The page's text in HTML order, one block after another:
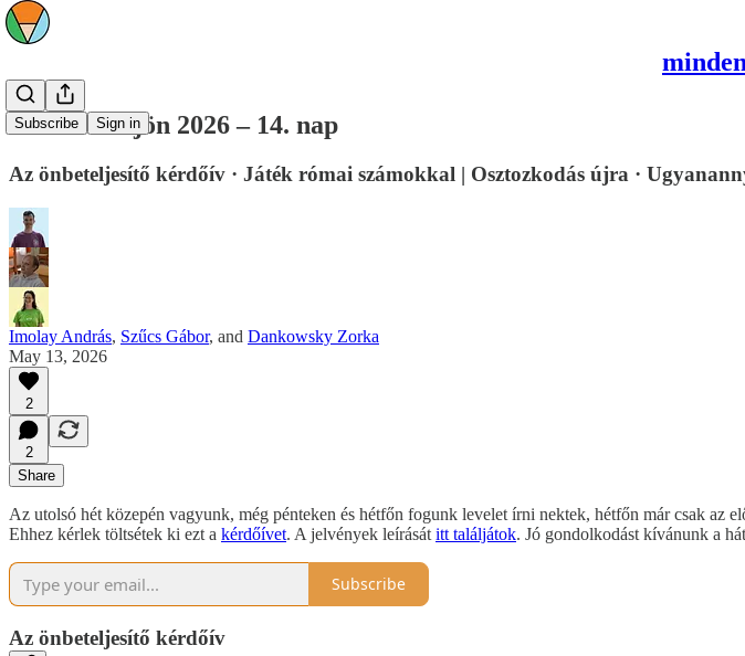
Subscribe Sign in
minden·ki·jön 2026 – 14. nap
Az önbeteljesítő kérdőív · Játék római számokkal | Osztozkodás újra ·
Imolay András, Szűcs Gábor, and Dankowsky Zorka
May 13, 2026
2
2
Share
Az utolsó hét közepén vagyunk, még pénteken és hétfőn fogunk levelet írni nektek, hétfőn már csak
Ehhez kérlek töltsétek ki ezt a kérdőívet. A jelvények leírását itt találjátok. Jó gondolkodást kívánunk a
Subscribe
Az önbeteljesítő kérdőív